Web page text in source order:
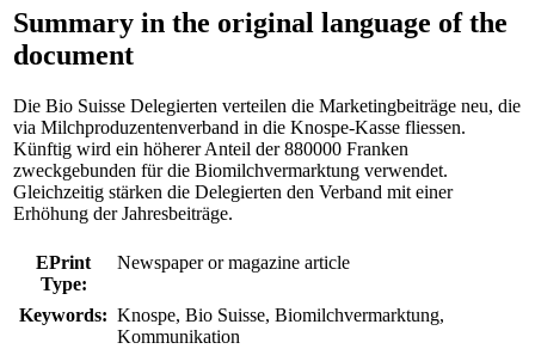
Summary in the original language of the
document
Die Bio Suisse Delegierten verteilen die Marketingbeiträge neu, die
via Milchproduzentenverband in die Knospe-Kasse fliessen.
Künftig wird ein höherer Anteil der 880000 Franken
zweckgebunden für die Biomilchvermarktung verwendet.
Gleichzeitig stärken die Delegierten den Verband mit einer
Erhöhung der Jahresbeiträge.
EPrint
Type:
Newspaper or magazine article
Keywords: Knospe, Bio Suisse, Biomilchvermarktung,
Kommunikation